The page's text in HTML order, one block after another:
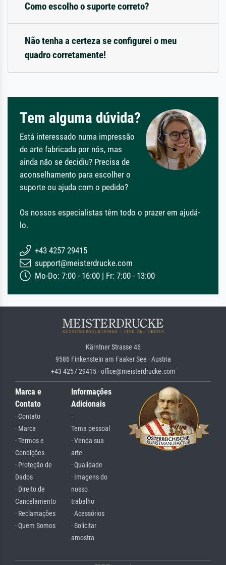
Como escolho o suporte correto?
Não tenha a certeza se configurei o meu
quadro corretamente!
Tem alguma dúvida?
Está interessado numa impressão
de arte fabricada por nós, mas
ainda não se decidiu? Precisa de
aconselhamento para escolher o
suporte ou ajuda com o pedido?
Os nossos especialistas têm todo o prazer em ajudá-
lo.
+43 4257 29415
support@meisterdrucke.com
Mo-Do: 7:00 - 16:00 | Fr: 7:00 - 13:00
Kärntner Strasse 46
9586 Finkenstein am Faaker See · Austria
+43 4257 29415 · office@meisterdrucke.com
Marca e
Contato
· Contato
· Marca
· Termos e
Condições
· Proteção de
Dados
· Direito de
Cancelamento
· Reclamações
· Quem Somos
Informações
Adicionais
·
Tema pessoal
· Venda sua
arte
· Qualidade
· Imagens do
nosso
trabalho
· Acessórios
· Solicitar
amostra